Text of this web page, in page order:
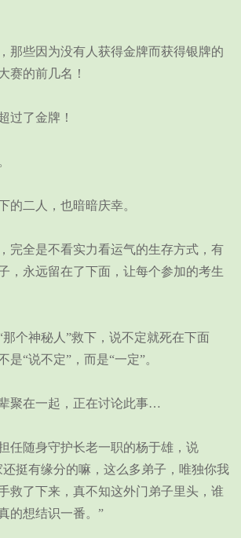
那些因为没有人获得金牌而获得银牌的
赛的前几名！
过了金牌！
二人，也暗暗庆幸。
完全是不看实力看运气的生存方式，有
，永远留在了下面，让每个参加的考生
个神秘人”救下，说不定就死在下面
是“说不定”，而是“一定”。
聚在一起，正在讨论此事…
任随身守护长老一职的杨于雄，说
挺有缘分的嘛，这么多弟子，唯独你我
救了下来，真不知这外门弟子里头，谁
的想结识一番。”